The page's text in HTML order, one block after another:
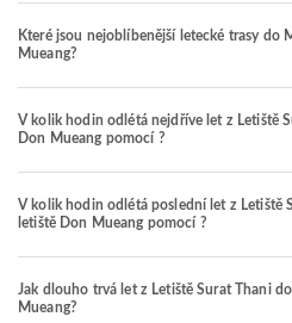
Které jsou nejoblíbenější letecké trasy do
Mueang?
V kolik hodin odlétá nejdříve let z Letiště
Don Mueang pomocí ?
V kolik hodin odlétá poslední let z Letiště
letiště Don Mueang pomocí ?
Jak dlouho trvá let z Letiště Surat Thani
Mueang?